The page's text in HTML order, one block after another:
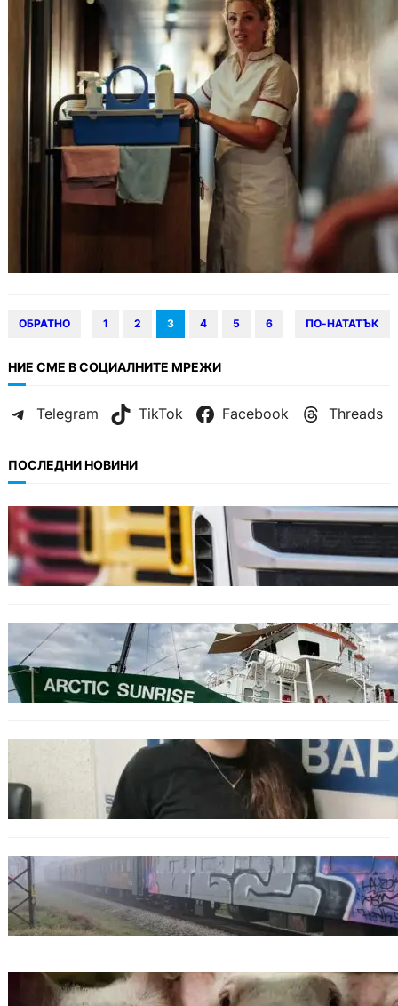
ОБРАТНО 1 2 3 4 5 6 ПО-НАТАТЪК
НИЕ СМЕ В СОЦИАЛНИТЕ МРЕЖИ
Telegram TikTok Facebook Threads
ПОСЛЕДНИ НОВИНИ
БЪЛГАРИЯ
Нови ограничения за камионите над 12
тона по ключови пътища през август
БЪЛГАРИЯ
Корабът на „Грийнпийс“ пристигна във
Варна с кампания за опазване на Черно
море
ОБЩЕСТВО
Варненска ученичка създаде интерактивна
карта за сигнали за проблеми с боклука
ОБЩЕСТВО
Бързият влак София – Варна блъсна и уби
жена край гара Бутово
БЪЛГАРИЯ